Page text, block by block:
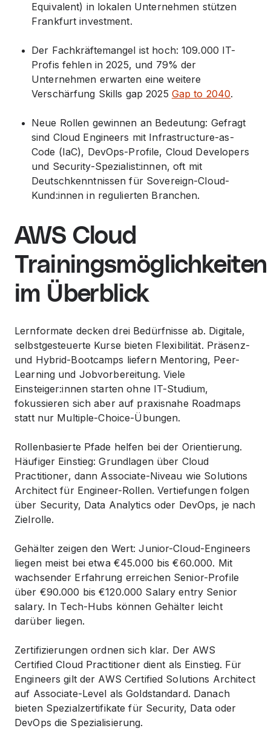
Equivalent) in lokalen Unternehmen stützen
Frankfurt investment.
Der Fachkräftemangel ist hoch: 109.000 IT-
Profis fehlen in 2025, und 79% der
Unternehmen erwarten eine weitere
Verschärfung Skills gap 2025 Gap to 2040.
Neue Rollen gewinnen an Bedeutung: Gefragt
sind Cloud Engineers mit Infrastructure-as-
Code (IaC), DevOps-Profile, Cloud Developers
und Security-Spezialist:innen, oft mit
Deutschkenntnissen für Sovereign-Cloud-
Kund:innen in regulierten Branchen.
AWS Cloud
Trainingsmöglichkeiten
im Überblick
Lernformate decken drei Bedürfnisse ab. Digitale,
selbstgesteuerte Kurse bieten Flexibilität. Präsenz-
und Hybrid-Bootcamps liefern Mentoring, Peer-
Learning und Jobvorbereitung. Viele
Einsteiger:innen starten ohne IT-Studium,
fokussieren sich aber auf praxisnahe Roadmaps
statt nur Multiple-Choice-Übungen.
Rollenbasierte Pfade helfen bei der Orientierung.
Häufiger Einstieg: Grundlagen über Cloud
Practitioner, dann Associate-Niveau wie Solutions
Architect für Engineer-Rollen. Vertiefungen folgen
über Security, Data Analytics oder DevOps, je nach
Zielrolle.
Gehälter zeigen den Wert: Junior-Cloud-Engineers
liegen meist bei etwa €45.000 bis €60.000. Mit
wachsender Erfahrung erreichen Senior-Profile
über €90.000 bis €120.000 Salary entry Senior
salary. In Tech-Hubs können Gehälter leicht
darüber liegen.
Zertifizierungen ordnen sich klar. Der AWS
Certified Cloud Practitioner dient als Einstieg. Für
Engineers gilt der AWS Certified Solutions Architect
auf Associate-Level als Goldstandard. Danach
bieten Spezialzertifikate für Security, Data oder
DevOps die Spezialisierung.